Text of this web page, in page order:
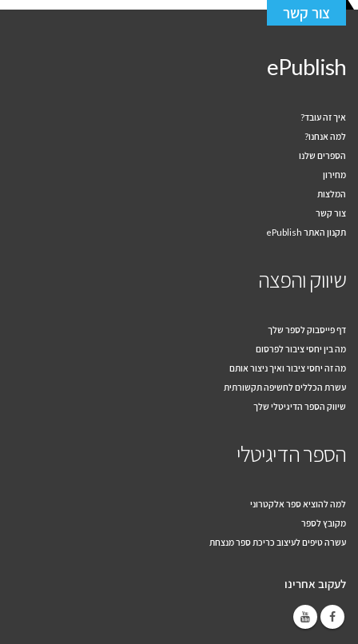
צור קשר
ePublish
איך זה עובד?
למה אנחנו?
הספרים שלנו
מחירון
המלצות
צור קשר
תקנון האתר ePublish
שיווק והפצה
דף פייסבוק לספר שלך
מה בין יחסי ציבור לפרסום
מה זה יחסי ציבור ואיך ניצור אותם
עשרת הכללים לחשיפה תקשורתית
שיווק הספר הדיגיטלי שלך
הספר הדיגיטלי
למה להוציא ספר אלקטרוני
מקובץ לספר
עשרה טיפים לעיצוב כריכת ספר מנצחת
לעקוב אחרינו